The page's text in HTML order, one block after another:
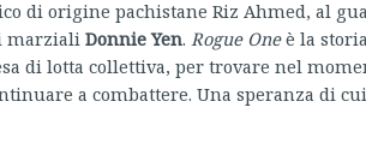
di origine pachistane Riz Ahmed, al
marziali Donnie Yen. Rogue Oneè la
di lotta collettiva, per trovare nel
a combattere. Una speranza di